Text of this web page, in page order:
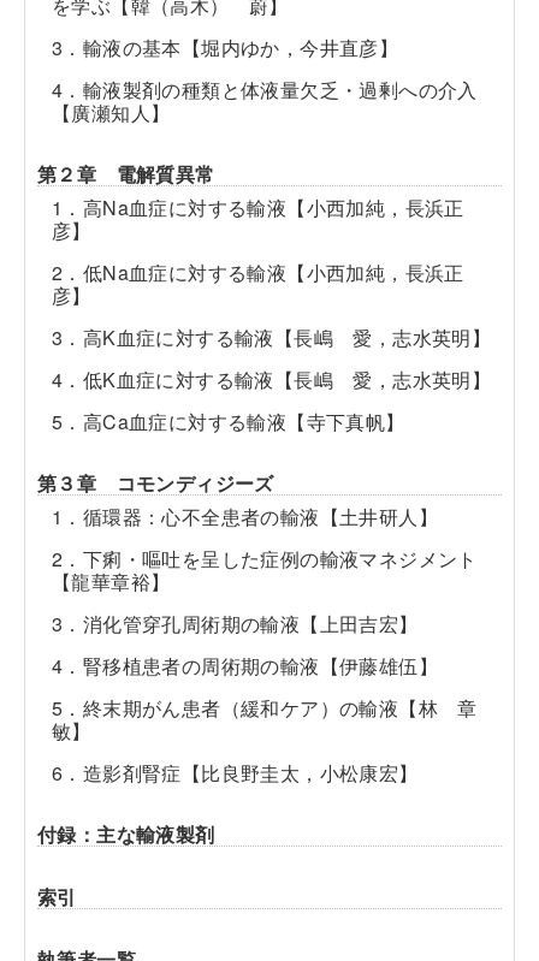
3．輸液の基本【堀内ゆか，今井直彦】
4．輸液製剤の種類と体液量欠乏・過剰への介入
【廣瀬知人】
第２章 電解質異常
1．高Na血症に対する輸液【小西加純，長浜正
彦】
2．低Na血症に対する輸液【小西加純，長浜正
彦】
3．高K血症に対する輸液【長嶋 愛，志水英明】
4．低K血症に対する輸液【長嶋 愛，志水英明】
5．高Ca血症に対する輸液【寺下真帆】
第３章 コモンディジーズ
1．循環器：心不全患者の輸液【土井研人】
2．下痢・嘔吐を呈した症例の輸液マネジメント
【龍華章裕】
3．消化管穿孔周術期の輸液【上田吉宏】
4．腎移植患者の周術期の輸液【伊藤雄伍】
5．終末期がん患者（緩和ケア）の輸液【林 章
敏】
6．造影剤腎症【比良野圭太，小松康宏】
付録：主な輸液製剤
索引